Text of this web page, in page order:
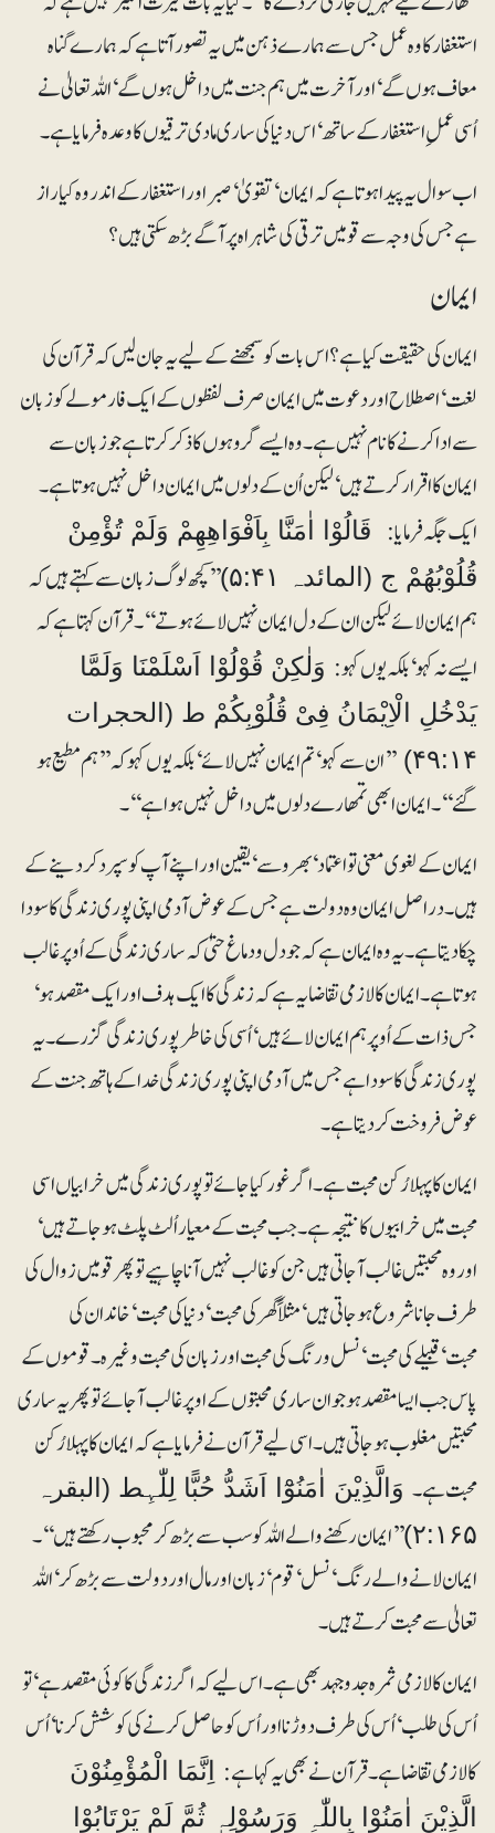
استغفار کا وہ عمل جس سے ہمارے ذہن میں یہ تصور آتا ہے کہ ہمارے گناہ
معاف ہوں گے‘ اور آخرت میں ہم جنت میں داخل ہوں گے‘ اللہ تعالیٰ نے
اُسی عملِ استغفار کے ساتھ‘ اس دنیا کی ساری مادی ترقیوں کا وعدہ فرمایا ہے۔
اب سوال یہ پیدا ہوتا ہے کہ ایمان‘ تقویٰ ‘ صبر اور استغفار کے اندر وہ کیا راز
ہے جس کی وجہ سے قومیں ترقی کی شاہراہ پر آگے بڑھ سکتی ہیں؟
ایمان
ایمان کی حقیقت کیا ہے؟ اس بات کو سمجھنے کے لیے یہ جان لیں کہ قرآن کی
لغت‘اصطلاح اوردعوت میں ایمان صرف لفظوں کے ایک فارمولے کو زبان
سے ادا کرنے کا نام نہیں ہے۔ وہ ایسے گروہوں کا ذکر کرتا ہے جو زبان سے
ایمان کا اقرار کرتے ہیں‘ لیکن اُن کے دلوں میں ایمان داخل نہیں ہوتا ہے۔
ایک جگہ فرمایا:قَالُوْا اٰمَنَّا بِاَفْوَاھِھِمْ وَلَمْ تُؤْمِنْ
قُلُوْبُھُمْ ج (المائدہ ۵:۴۱)
’’کچھ لوگ زبان سے کہتے ہیں کہ
ہم ایمان لائے لیکن ان کے دل ایمان نہیں لائے ہوتے‘‘۔ قرآن کہتا ہے کہ
ایسے نہ کہو‘ بلکہ یوں کہو:وَلٰکِنْ قُوْلُوْا اَسْلَمْنَا وَلَمَّا
یَدْخُلِ الْاِیْمَانُ فِیْ قُلُوْبِکُمْ ط (الحجرات
۴۹:۱۴)
’’ان سے کہو‘ تم ایمان نہیں لائے‘ بلکہ یوں کہو کہ ’’ہم مطیع ہو
گئے‘‘۔ ایمان ابھی تمھارے دلوں میں داخل نہیں ہوا ہے‘‘۔
ایمان کے لغوی معنی تو اعتماد‘ بھروسے‘ یقین اور اپنے آپ کو سپرد کر دینے کے
ہیں۔ دراصل ایمان وہ دولت ہے جس کے عوض آدمی اپنی پوری زندگی کا سودا
چکا دیتا ہے۔ یہ وہ ایمان ہے کہ جو دل و دماغ حتیٰ کہ ساری زندگی کے اُوپر غالب
ہوتا ہے۔ ایمان کا لازمی تقاضا یہ ہے کہ زندگی کا ایک ہدف اور ایک مقصد ہو‘
جس ذات کے اُوپر ہم ایمان لائے ہیں‘ اُسی کی خاطر پوری زندگی گزرے۔ یہ
پوری زندگی کا سودا ہے جس میں آدمی اپنی پوری زندگی خدا کے ہاتھ جنت کے
عوض فروخت کر دیتا ہے۔
ایمان کا پہلا رُکن محبت ہے۔ اگر غور کیا جائے تو پوری زندگی میں خرابیاں اسی
محبت میں خرابیوں کا نتیجہ ہے۔ جب محبت کے معیار اُلٹ پلٹ ہو جاتے ہیں‘
اور وہ محبتیں غالب آجاتی ہیں جن کو غالب نہیں آنا چاہیے تو پھر قومیں زوال کی
طرف جانا شروع ہو جاتی ہیں‘ مثلاً گھر کی محبت‘ دنیا کی محبت‘ خاندان کی
محبت‘قبیلے کی محبت‘ نسل و رنگ کی محبت اور زبان کی محبت وغیرہ۔ قوموں کے
پاس جب ایسا مقصد ہو جو ان ساری محبتوں کے اوپر غالب آ جائے تو پھر یہ ساری
محبتیں مغلوب ہو جاتی ہیں۔ اسی لیے قرآن نے فرمایا ہے کہ ایمان کا پہلا رُکن
محبت ہے۔وَالَّذِیْنَ اٰمَنُوْٓا اَشَدُّ حُبًّا لِلّٰہِط (البقرہ
۲:۱۶۵) ’’ایمان رکھنے والے اللہ کو سب سے بڑھ کر محبوب رکھتے ہیں‘‘۔
ایمان لانے والے رنگ‘ نسل‘ قوم‘ زبان اور مال اور دولت سے بڑھ کر‘ اللہ
تعالیٰ سے محبت کرتے ہیں۔
ایمان کا لازمی ثمرہ جدوجہد بھی ہے۔ اس لیے کہ اگر زندگی کا کوئی مقصد ہے‘ تو
اُس کی طلب‘ اُس کی طرف دوڑنا اور اُس کو حاصل کرنے کی کوشش کرنا‘ اُس
کا لازمی تقاضا ہے۔ قرآن نے بھی یہ کہا ہے:اِنَّمَا الْمُؤْمِنُوْنَ
الَّذِیْنَ اٰمَنُوْا بِاللّٰہِ وَرَسُوْلِہٖ ثُمَّ لَمْ یَرْتَابُوْا